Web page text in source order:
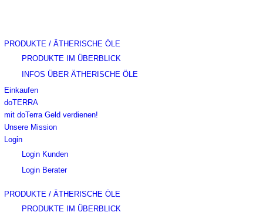
PRODUKTE / ÄTHERISCHE ÖLE
PRODUKTE IM ÜBERBLICK
INFOS ÜBER ÄTHERISCHE ÖLE
Einkaufen
doTERRA
mit doTerra Geld verdienen!
Unsere Mission
Login
Login Kunden
Login Berater
PRODUKTE / ÄTHERISCHE ÖLE
PRODUKTE IM ÜBERBLICK